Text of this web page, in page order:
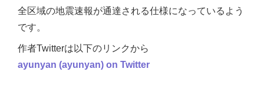
全区域の地震速報が通達される仕様になっているよう
です。
作者Twitterは以下のリンクから
ayunyan (ayunyan) on Twitter